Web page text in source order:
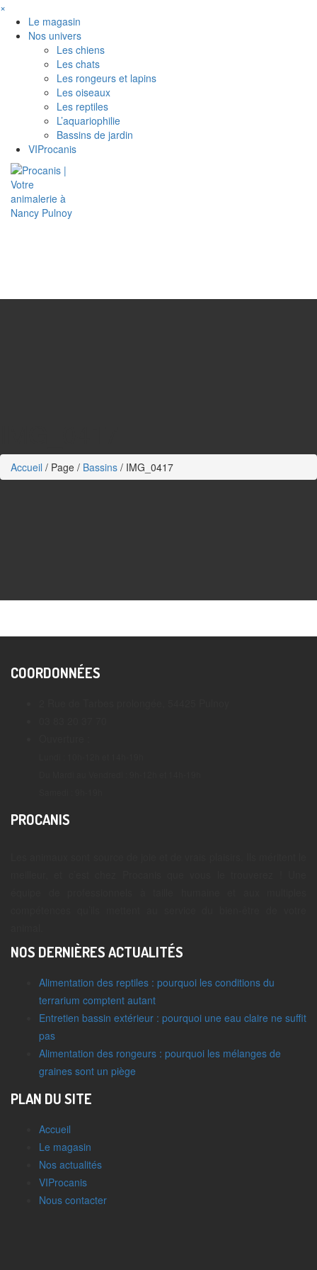
×
Le magasin
Nos univers
Les chiens
Les chats
Les rongeurs et lapins
Les oiseaux
Les reptiles
L’aquariophilie
Bassins de jardin
VIProcanis
Accueil / Page / Bassins / IMG_0417
COORDONNÉES
PROCANIS
NOS DERNIÈRES ACTUALITÉS
Alimentation des reptiles : pourquoi les conditions du
terrarium comptent autant
Entretien bassin extérieur : pourquoi une eau claire ne suffit
pas
Alimentation des rongeurs : pourquoi les mélanges de
graines sont un piège
PLAN DU SITE
Accueil
Le magasin
Nos actualités
VIProcanis
Nous contacter